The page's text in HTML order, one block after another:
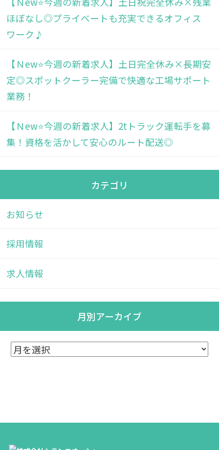
ほぼなし◎プライベートも充実できるオフィス
ワーク♪
【Ｎew⭐今週の新着求人】土日完全休み×長期安
定◎スポットクーラー完備で快適な工場サポート
業務！
【Ｎew⭐今週の新着求人】2tトラック運転手を募
集！資格を活かして安心のルート配送◎
カテゴリ
お知らせ
採用情報
求人情報
月別アーカイブ